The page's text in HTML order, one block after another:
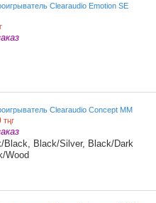
Clearaudio Emotion SE
Clearaudio Concept MM
тңг
Black, Black/Silver, Black/Dark
Wood